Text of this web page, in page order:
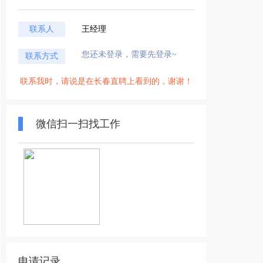
联系人 王经理
联系方式 您还未登录，需要先登录~
联系我时，请说是在长春直聘上看到的，谢谢！
微信扫一扫找工作